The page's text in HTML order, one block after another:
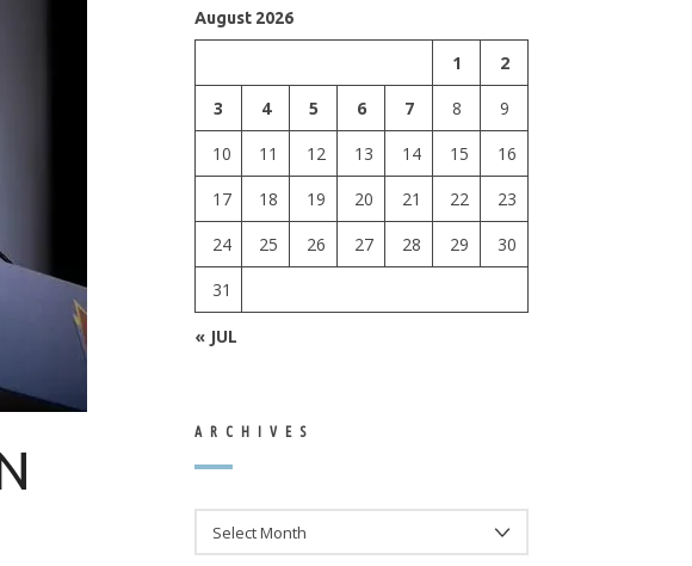
August 2026
1
2
3
4 5 6 7 8
9
10
11 12 13 14 15
16
17
18 19 20 21 22
23
24
25 26 27 28 29
30
31
« JUL
ARCHIVES